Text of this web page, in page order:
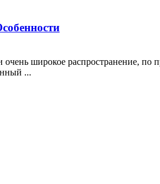
широкое распространение, по
...